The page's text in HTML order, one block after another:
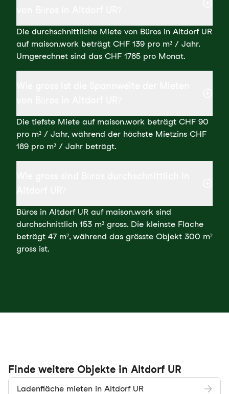
Die durchschnittliche Miete von Büros in Altdorf UR
auf maison.work beträgt CHF 139 pro m² / Jahr.
Umgerechnet sind das CHF 1785 pro Monat.
Die tiefste Miete auf maison.work beträgt CHF 90
pro m² / Jahr, während der höchste Mietzins CHF
189 pro m² / Jahr beträgt.
Büros in Altdorf UR auf maison.work sind
durchschnittlich 153 m² gross. Die kleinste Fläche
beträgt 47 m², während das grösste Objekt 300 m²
gross ist.
Finde weitere Objekte in Altdorf UR
Ladenfläche mieten in Altdorf UR